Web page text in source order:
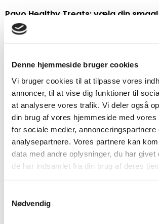
Denne hjemmeside bruger cookies
Vi bruger cookies til at tilpasse vores
annoncer, til at vise dig funktioner til
at analysere vores trafik. Vi deler også
din brug af vores hjemmeside med vores
for sociale medier, annonceringspartnere
analysepartnere. Vores partnere kan
data med andre oplysninger, du har givet
de har indsamlet fra din brug af deres
Nødvendig
Pavo Healthy Treats: vælg din smag!
Vores Pavo Healthy Treats er
smage: æble, gulerod, brændenælde,
din hest’s favorit!
Særlige egenskaber
Sunde belønning
100% naturlige ingridienser
Ingen kunstige substanser
Korn fri
Meget lavt sukker- og stivelses-
Smagfulde
Anvendelse